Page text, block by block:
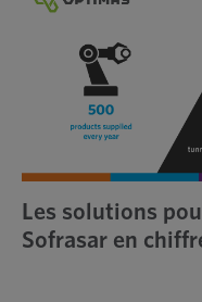
Les solutions
Sofrasar en